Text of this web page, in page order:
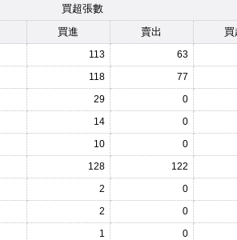
買超張數
買進 賣出
113
63
118
77
29
0
14
0
10
0
128
122
2
0
2
0
1
0